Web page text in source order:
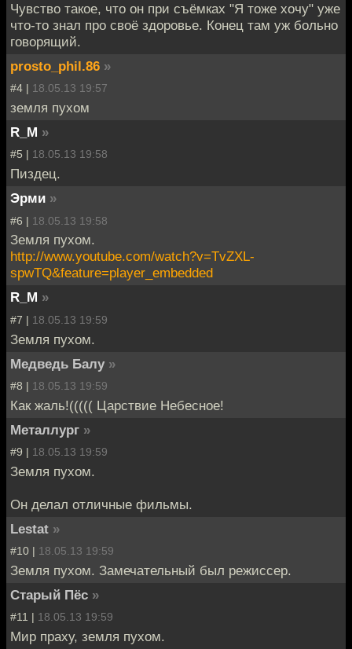
Чувство такое, что он при съёмках "Я тоже хочу" уже
что-то знал про своё здоровье. Конец там уж больно
говорящий.
prosto_phil.86 »
#4 | 18.05.13 19:57
земля пухом
R_M »
#5 | 18.05.13 19:58
Пиздец.
Эрми »
#6 | 18.05.13 19:58
Земля пухом.
http://www.youtube.com/watch?v=TvZXL-
spwTQ&feature=player_embedded
R_M »
#7 | 18.05.13 19:59
Земля пухом.
Медведь Балу »
#8 | 18.05.13 19:59
Как жаль!((((( Царствие Небесное!
Металлург »
#9 | 18.05.13 19:59
Земля пухом.
Он делал отличные фильмы.
Lestat »
#10 | 18.05.13 19:59
Земля пухом. Замечательный был режиссер.
Старый Пёс »
#11 | 18.05.13 19:59
Мир праху, земля пухом.